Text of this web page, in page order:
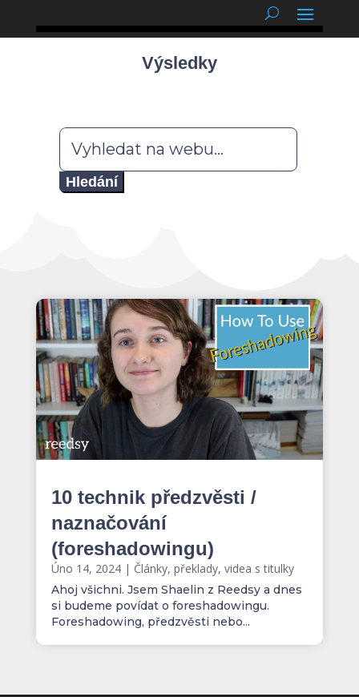
Výsledky
Hledat:
10 technik předzvěsti /
naznačování
(foreshadowingu)
Úno 14, 2024| Články, překlady, videa s titulky
Ahoj všichni. Jsem Shaelin z Reedsy a dnes
si budeme povídat o foreshadowingu.
Foreshadowing, předzvěsti nebo...